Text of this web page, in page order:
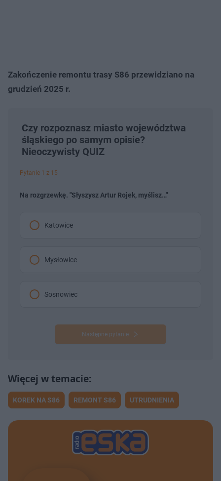
Zakończenie remontu trasy S86 przewidziano na
grudzień 2025 r.
Czy rozpoznasz miasto województwa
śląskiego po samym opisie?
Nieoczywisty QUIZ
Pytanie 1 z 15
Na rozgrzewkę. "Słyszysz Artur Rojek, myślisz…"
Katowice
Mysłowice
Sosnowiec
Następne pytanie
KOREK NA S86 REMONT S86 UTRUDNIENIA